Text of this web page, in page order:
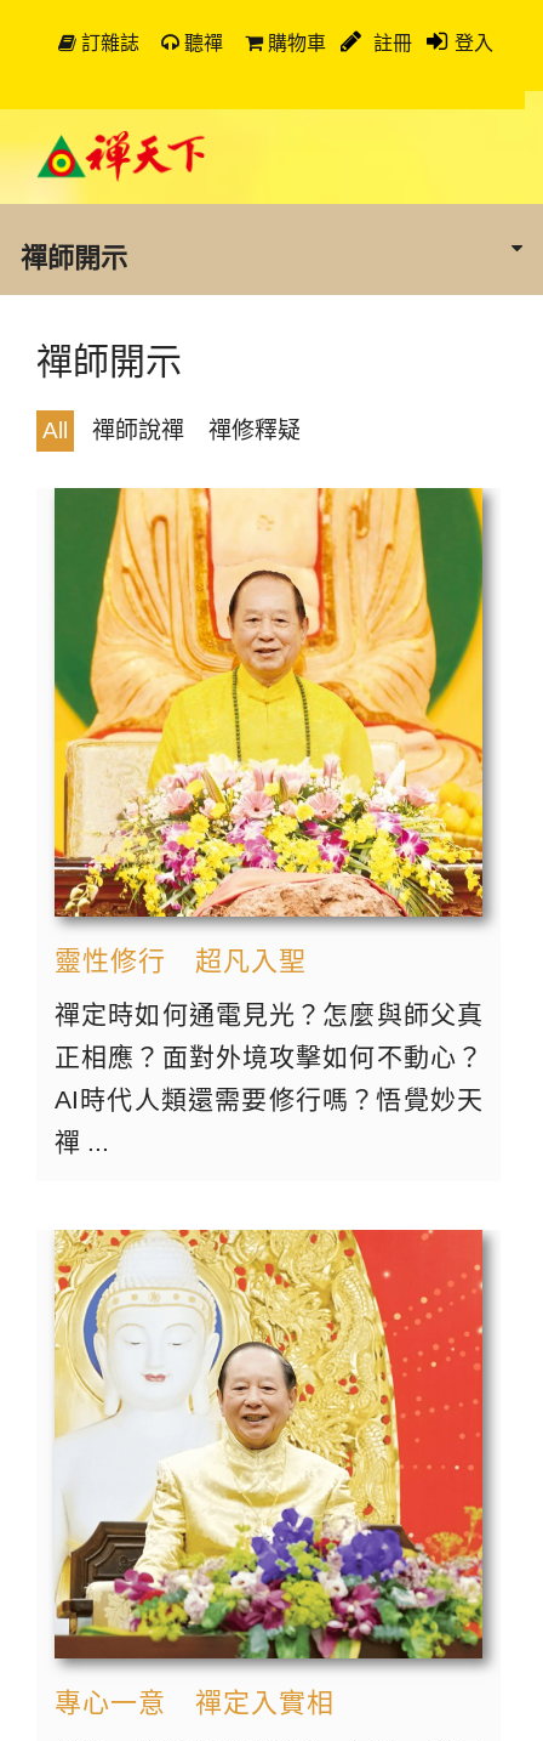
訂雜誌 聽禪 購物車 註冊 登入
禪師開示
禪師開示
All 禪師說禪 禪修釋疑
靈性修行 超凡入聖
禪定時如何通電見光？怎麼與師父真
正相應？面對外境攻擊如何不動心？
AI時代人類還需要修行嗎？悟覺妙天
禪 ...
專心一意 禪定入實相